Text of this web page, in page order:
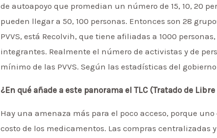
de autoapoyo que promedian un número de 15, 10, 20
pueden llegar a 50, 100 personas. Entonces son 28
PVVS, está Recolvih, que tiene afiliadas a 1000
integrantes. Realmente el número de activistas y de
mínimo de las PVVS. Según las estadísticas del
¿En qué añade a este panorama el TLC (Tratado de
Hay una amenaza más para el poco acceso, porque
costo de los medicamentos. Las compras